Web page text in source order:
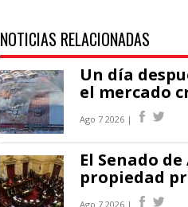
NOTICIAS RELACIONADAS
Un día
el mercado
Ago 7 2026 |
El Senado
propiedad
Ago 7 2026 |